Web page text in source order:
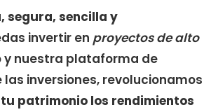
segura, sencilla y
invertir en proyectos de alto
y nuestra plataforma de
inversiones, revolucionamos
patrimonio los rendimientos